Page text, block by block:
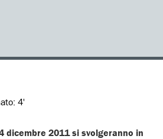
4'
dicembre 2011 si svolgeranno in